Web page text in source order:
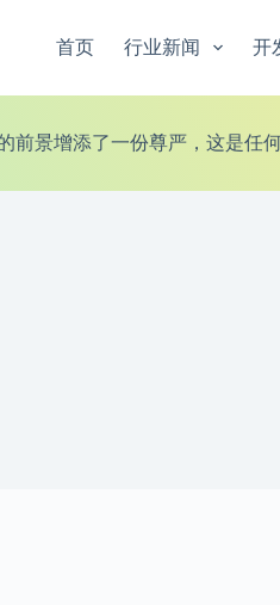
首页 行业新闻 开
景增添了一份尊严，这是任